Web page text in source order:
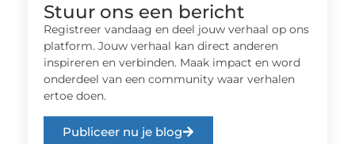
Stuur ons een bericht
Registreer vandaag en deel jouw verhaal op ons
platform. Jouw verhaal kan direct anderen
inspireren en verbinden. Maak impact en word
onderdeel van een community waar verhalen
ertoe doen.
Publiceer nu je blog